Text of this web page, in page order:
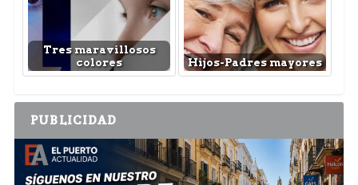
Tres maravillosos
colores
Hijos-Padres mayores
PUBLICIDAD